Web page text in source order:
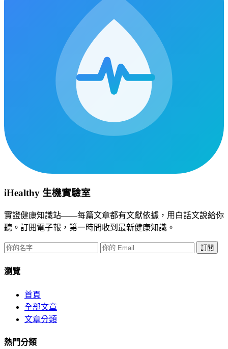
iHealthy 生機實驗室
實證健康知識站——每篇文章都有文獻依據，用白話文說給你
聽。訂閱電子報，第一時間收到最新健康知識。
訂閱
瀏覽
首頁
全部文章
文章分類
熱門分類